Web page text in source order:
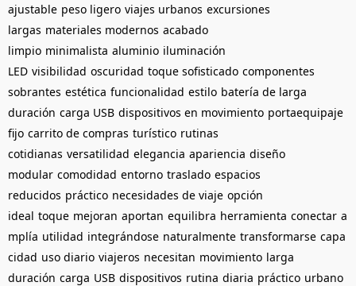
ajustable peso ligero viajes urbanos excursiones
largas materiales modernos acabado
limpio minimalista aluminio iluminación
LED visibilidad oscuridad toque sofisticado componentes
sobrantes estética funcionalidad estilo batería de larga
duración carga USB dispositivos en movimiento portaequipaje
fijo carrito de compras turístico rutinas
cotidianas versatilidad elegancia apariencia diseño
modular comodidad entorno traslado espacios
reducidos práctico necesidades de viaje opción
ideal toque mejoran aportan equilibra herramienta conectar a
mplía utilidad integrándose naturalmente transformarse capa
cidad uso diario viajeros necesitan movimiento larga
duración carga USB dispositivos rutina diaria práctico urbano